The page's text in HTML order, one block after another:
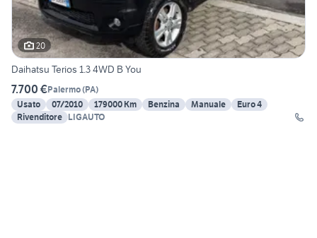
20
Daihatsu Terios 1.3 4WD B You
7.700 €Palermo(PA)
Usato
07/2010 179000 Km Benzina Manuale
Euro 4
Rivenditore LIGAUTO